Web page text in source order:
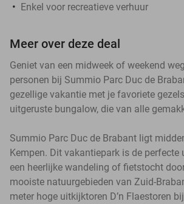
Enkel voor recreatieve verhuur
Meer over deze deal
Geniet van een midweek of weekend
personen bij Summio Parc Duc de
gezellige vakantie met je favoriete
uitgeruste bungalow, die van alle
Summio Parc Duc de Brabant ligt
Kempen. Dit vakantiepark is de
een heerlijke wandeling of fietstocht
mooiste natuurgebieden van Zuid-
meter hoge uitkijktoren D’n Flaestoren